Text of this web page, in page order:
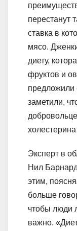
перестанут
ставка в
мясо.
диету,
фруктов и
предложили
заметили,
Эксперт в
Нил
этим,
больше
чтобы люди
важно.